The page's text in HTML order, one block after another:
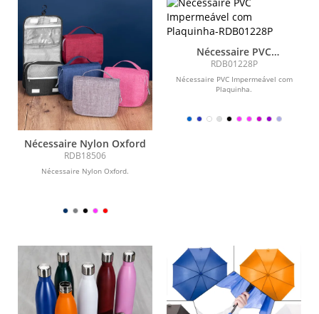
Nécessaire Nylon Oxford
RDB18506
Nécessaire Nylon Oxford.
Nécessaire PVC
Impermeável com
Plaquinha
RDB01228P
Nécessaire PVC Impermeável com
Plaquinha.